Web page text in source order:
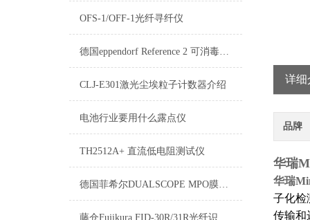
OFS-1/OFF-1光纤寻纤仪
德国eppendorf Reference 2 可消毒多道可调移液器
CLJ-E301激光尘埃粒子计数器介绍
电池行业要用什么露点仪
TH2512A+ 直流低电阻测试仪
德国菲希尔DUALSCOPE MPO膜厚仪如何删除测量数据
详细
品牌
华瑞
华瑞
子化检
传输和